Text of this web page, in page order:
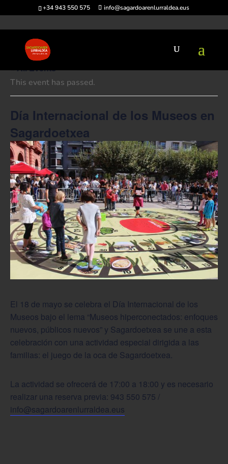
+34 943 550 575 info@sagardoarenlurraldea.eus
« All Events
This event has passed.
Día Internacional de los Museos en
Sagardoetxea
El 18 de mayo se celebra el Día Internacional de los
Museos bajo el lema “Museos hiperconectados: enfoques
nuevos, públicos nuevos” y Sagardoetxea se une a esta
celebración con una actividad especial dirigida a las
familias: el juego de la oca de Sagardoetxea.
La actividad se ofrecerá de 17:00 a 18:00 y es necesario
realizar una reserva previa: 943 550 575 /
info@sagardoarenlurraldea.eus